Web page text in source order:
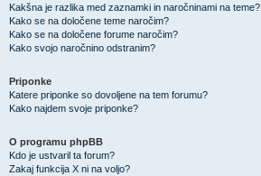
Kakšna je razlika med zaznamki in naročninami na teme?
Kako se na določene teme naročim?
Kako se na določene forume naročim?
Kako svojo naročnino odstranim?
Priponke
Katere priponke so dovoljene na tem forumu?
Kako najdem svoje priponke?
O programu phpBB
Kdo je ustvaril ta forum?
Zakaj funkcija X ni na voljo?